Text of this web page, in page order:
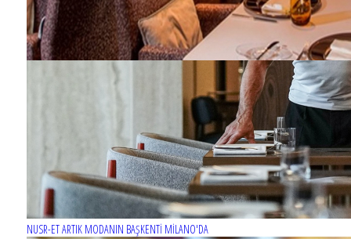
NUSR-ET ARTIK MODANIN BAŞKENTİ MİLANO'DA